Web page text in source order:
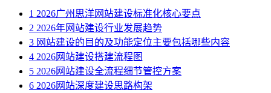
1 2026广州思洋网站建设标准化核心要点
2 2026年网站建设行业发展趋势
3 网站建设的目的及功能定位主要包括哪些内容
4 2026网站建设搭建流程图
5 2026网站建设全流程细节管控方案
6 2026网站深度建设思路构架